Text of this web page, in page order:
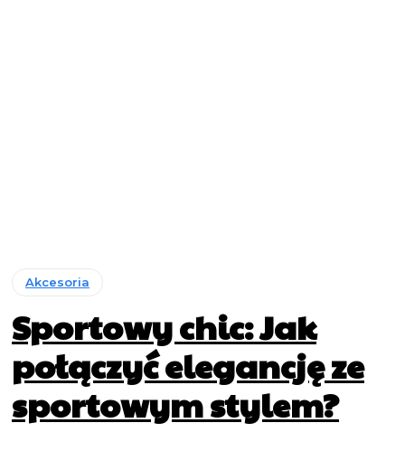
Akcesoria
Sportowy chic: Jak
połączyć elegancję ze
sportowym stylem?